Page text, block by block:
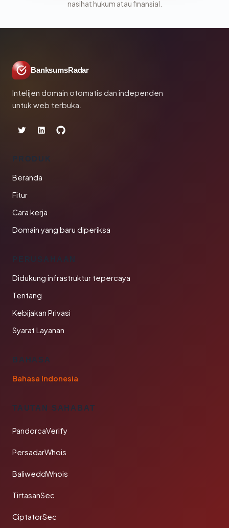
nasihat hukum atau finansial.
BanksumsRadar
Intelijen domain otomatis dan independen
untuk web terbuka.
PRODUK
Beranda
Fitur
Cara kerja
Domain yang baru diperiksa
PERUSAHAAN
Didukung infrastruktur tepercaya
Tentang
Kebijakan Privasi
Syarat Layanan
BAHASA
Bahasa Indonesia
TAUTAN SAHABAT
PandorcaVerify
PersadarWhois
BaliweddWhois
TirtasanSec
CiptatorSec